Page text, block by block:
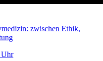
zwischen Ethik,
Uhr